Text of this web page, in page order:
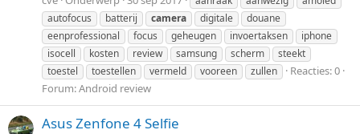
autofocus
batterij camera digitale
douane
eenprofessional
focus geheugen invoertaksen
iphone
isocell
kosten review samsung scherm
steekt
toestel
toestellen vermeld vooreen zullen
Reacties: 0
Forum:Android review
Asus Zenfone 4 Selfie